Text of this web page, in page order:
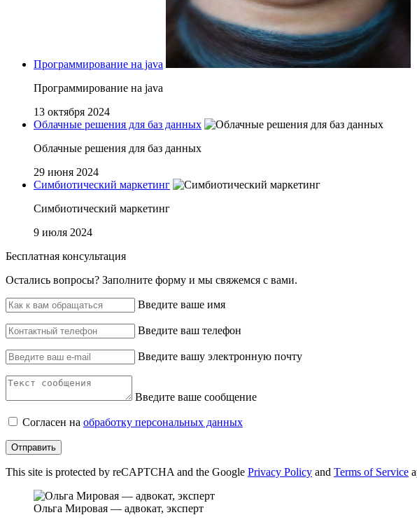
Программирование на java
Программирование на java
13 октября 2024
Облачные решения для баз данных
Облачные решения для баз данных
29 июня 2024
Симбиотический маркетинг
Симбиотический маркетинг
9 июля 2024
Бесплатная консультация
Остались вопросы? ‌Заполните форму и мы свяжемся с вами.
Введите ваше имя
Введите ваш телефон
Введите вашу электронную почту
Введите ваше сообщение
Согласен на обработку персональных данных
Отправить
This site is protected by reCAPTCHA and the Google Privacy Policy and Terms of Service
Ольга Мировая — адвокат, эксперт